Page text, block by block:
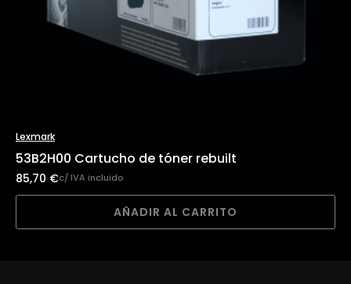
Lexmark
53B2H00 Cartucho de tóner rebuilt
85,70 €c/ IVA incluido
AÑADIR AL CARRITO